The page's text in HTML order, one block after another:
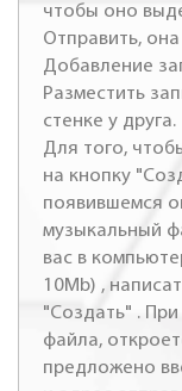
чтобы оно
Отправить,
Добавление
Разместить
стенке у друга.
Для того,
на кнопку
появившемся
музыкальный
вас в
10Mb) ,
"Создать" .
файла,
предложено